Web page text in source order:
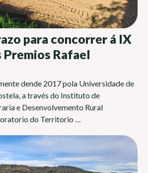
para concorrer á IX
Rafael
dende 2017 pola Universidade de
a través do Instituto de
e Desenvolvemento Rural
do Territorio …